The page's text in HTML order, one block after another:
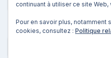
continuant à utiliser ce site
Pour en savoir plus, notamment
cookies, consultez : Politique